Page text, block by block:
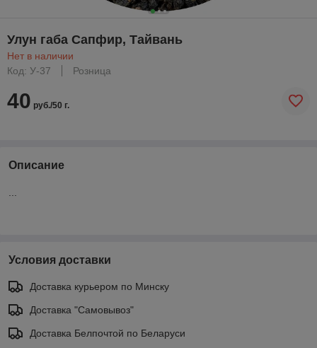
Улун габа Сапфир, Тайвань
Нет в наличии
Код: У-37
Розница
40 руб./50 г.
Описание
Условия доставки
Доставка курьером по Минску
Доставка "Самовывоз"
Доставка Белпочтой по Беларуси